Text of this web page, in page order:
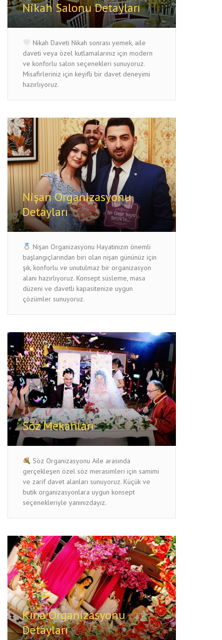
Nikah Salonu Detayları
Nikah Daveti Nikah sonrası yemek, aile
daveti veya özel kutlamalarınız için modern
ve konforlu salon seçenekleri sunuyoruz.
Misafirleriniz için keyifli bir davet deneyimi
hazırlıyoruz.
Nişan Organizasyonu
Detayları
Nişan Organizasyonu Hayatınızın önemli
başlangıçlarından biri olan nişan gününüz için
şık, konforlu ve unutulmaz bir organizasyon
alanı hazırlıyoruz. Konsept süsleme, masa
düzeni ve davetli kapasitenize uygun
çözümler sunuyoruz.
Söz Mekanları
Söz Organizasyonu Aile arasında
gerçekleşen özel söz merasimleri için samimi
ve zarif davet alanları sunuyoruz. Küçük ve
butik organizasyonlara uygun konsept
seçenekleriyle yanınızdayız.
Kına Organizasyonu
Detayları